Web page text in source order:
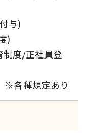
与)
)
度/正社員登
各種規定あり